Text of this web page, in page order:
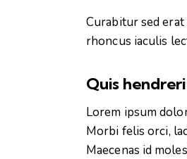
Curabitur sed
rhoncus iaculis
Quis
Lorem ipsum
Morbi felis orci,
Maecenas id